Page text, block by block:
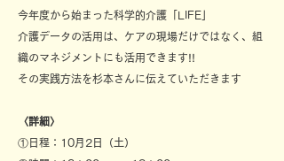
今年度から始まった科学的介護「LIFE」
介護データの活用は、ケアの現場だけではなく、組
織のマネジメントにも活用できます!!
その実践方法を杉本さんに伝えていただきます
〈詳細〉
①日程：10月2日（土）